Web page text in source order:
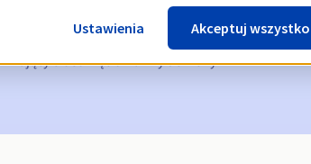
nazwy domeny
o usunięciu nazwy domeny
Ustawienia Akceptuj wszystko